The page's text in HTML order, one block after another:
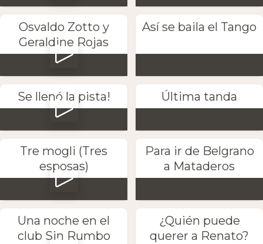
Osvaldo Zotto y
Geraldine Rojas
Así se baila el Tango
Se llenó la pista! Última tanda
Tre mogli (Tres
esposas)
Para ir de Belgrano
a Mataderos
Una noche en el
club Sin Rumbo
¿Quién puede
querer a Renato?